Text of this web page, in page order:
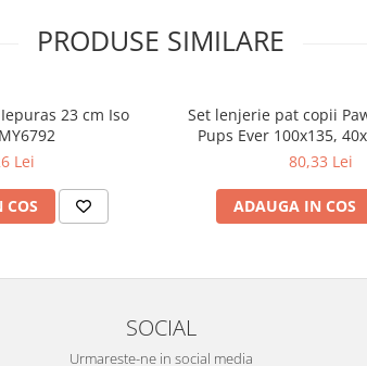
PRODUSE SIMILARE
23 cm Iso
Lei
Set lenjerie pat copii
Pups Ever 100x135,
BRM004702
80,33 Lei
ADAUGA IN COS
SOCIAL
Urmareste-ne in social media